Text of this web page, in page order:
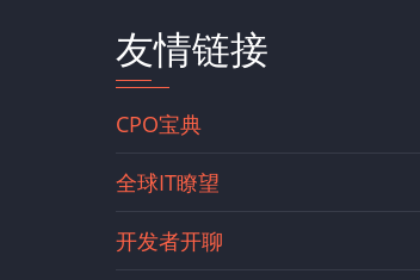
友情链接
CPO宝典
全球IT瞭望
开发者开聊